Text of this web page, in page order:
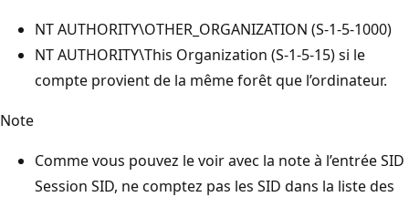
NT AUTHORITY\OTHER_ORGANIZATION (S-1-5-1000)
NT AUTHORITY\This Organization (S-1-5-15) si le
compte provient de la même forêt que l’ordinateur.
Note
Comme vous pouvez le voir avec la note à l’entréeSID
Session SID, ne comptez pas les SID dans la liste des